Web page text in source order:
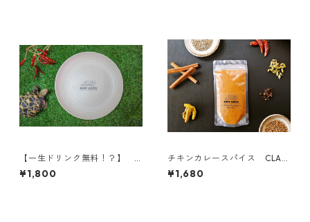
【一生ドリンク無料！？】
コブカフェのカレーが一番美
味しく盛れるオリジナルカレ
¥1,800
チキンカレースパイス CLAS
SICシリーズ
¥1,680